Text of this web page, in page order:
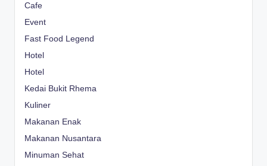
Cafe
Event
Fast Food Legend
Hotel
Hotel
Kedai Bukit Rhema
Kuliner
Makanan Enak
Makanan Nusantara
Minuman Sehat